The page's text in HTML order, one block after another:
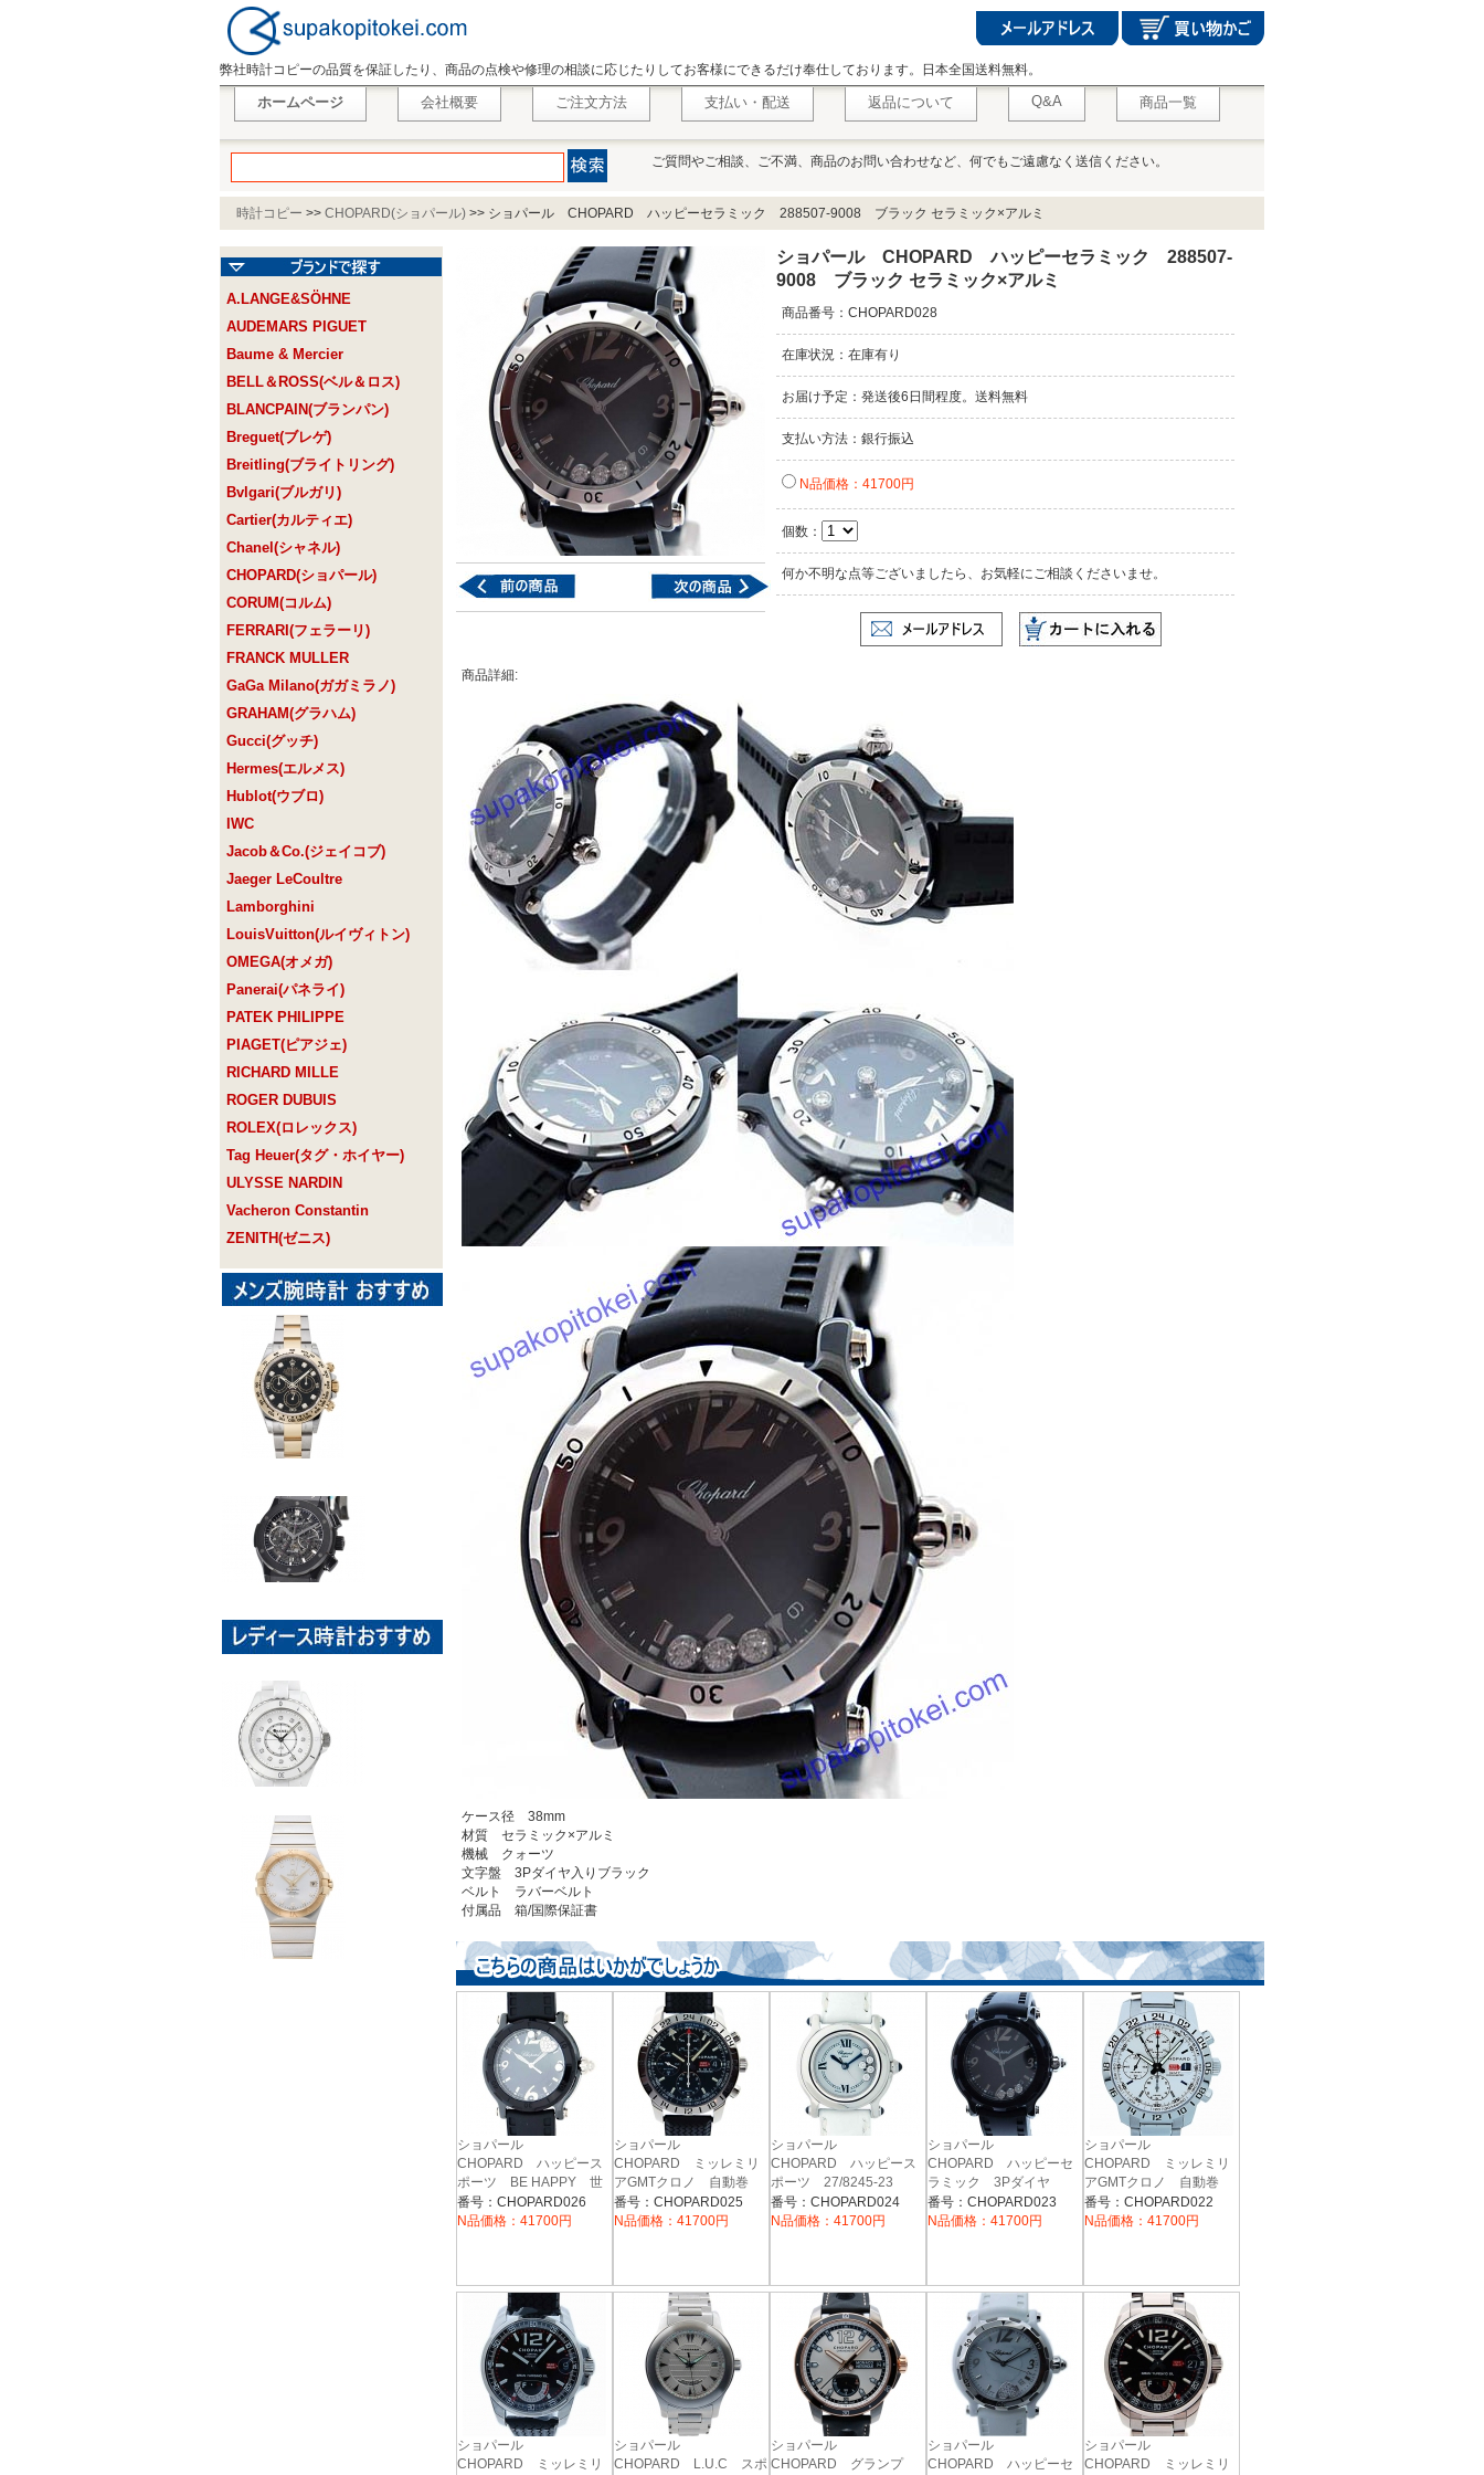
弊社時計コピーの品質を保証したり、商品の点検や修理の相談に応じたりしてお客様にできるだけ奉仕しております。日本全国送料無料。
ホームページ 会社概要 ご注文方法 支払い・配送 返品について Q&A 商品一覧
ご質問やご相談、ご不満、商品のお問い合わせなど、何でもご遠慮なく送信ください。
時計コピー >> CHOPARD(ショパール) >> ショパール CHOPARD ハッピーセラミック 288507-9008 ブラック セラミック×アルミ
A.LANGE&SÖHNE
AUDEMARS PIGUET
Baume & Mercier
BELL＆ROSS(ベル＆ロス)
BLANCPAIN(ブランパン)
Breguet(ブレゲ)
Breitling(ブライトリング)
Bvlgari(ブルガリ)
Cartier(カルティエ)
Chanel(シャネル)
CHOPARD(ショパール)
CORUM(コルム)
FERRARI(フェラーリ)
FRANCK MULLER
GaGa Milano(ガガミラノ)
GRAHAM(グラハム)
Gucci(グッチ)
Hermes(エルメス)
Hublot(ウブロ)
IWC
Jacob＆Co.(ジェイコブ)
Jaeger LeCoultre
Lamborghini
LouisVuitton(ルイヴィトン)
OMEGA(オメガ)
Panerai(パネライ)
PATEK PHILIPPE
PIAGET(ピアジェ)
RICHARD MILLE
ROGER DUBUIS
ROLEX(ロレックス)
Tag Heuer(タグ・ホイヤー)
ULYSSE NARDIN
Vacheron Constantin
ZENITH(ゼニス)
ショパール CHOPARD ハッピーセラミック 288507-
9008 ブラック セラミック×アルミ
商品番号：CHOPARD028
在庫状況：在庫有り
お届け予定：発送後6日間程度。送料無料
支払い方法：銀行振込
N品価格：41700円
個数：
何か不明な点等ございましたら、お気軽にご相談くださいませ。
商品詳細:
ケース径 38mm
材質 セラミック×アルミ
機械 クォーツ
文字盤 3Pダイヤ入りブラック
ベルト ラバーベルト
付属品 箱/国際保証書
ショパール
CHOPARD ハッピース
ポーツ BE HAPPY 世
界500本限定モデル セ
ラミック×チタン
番号：CHOPARD026
N品価格：41700円
ショパール
CHOPARD ミッレミリ
アGMTクロノ 自動巻
き 168992-3001
番号：CHOPARD025
N品価格：41700円
ショパール
CHOPARD ハッピース
ポーツ 27/8245-23
白 ホワイト 5P 革ベ
ルト クォーツ
番号：CHOPARD024
N品価格：41700円
ショパール
CHOPARD ハッピーセ
ラミック 3Pダイヤ
28/8507-9001
番号：CHOPARD023
N品価格：41700円
ショパール
CHOPARD ミッレミリ
アGMTクロノ 自動巻
き 15/8992-3
番号：CHOPARD022
N品価格：41700円
ショパール
CHOPARD ミッレミリ
ショパール
CHOPARD L.U.C スポ
ショパール
CHOPARD グランプ
ショパール
CHOPARD ハッピーセ
ショパール
CHOPARD ミッレミリ